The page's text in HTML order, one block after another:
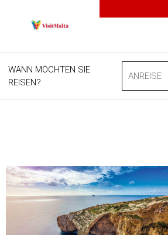
WANN MÖCHTEN SIE
REISEN?